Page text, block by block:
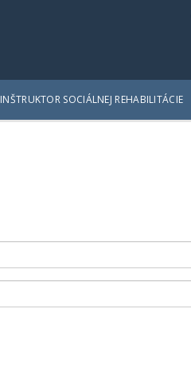
INŠTRUKTOR SOCIÁLNEJ REHABILITÁCIE